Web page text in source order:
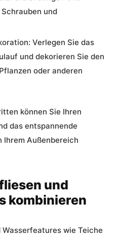
und
Verlegen Sie das
und dekorieren Sie den
oder anderen
können Sie Ihren
das entspannende
Ihrem Außenbereich
und
kombinieren
wie Teiche